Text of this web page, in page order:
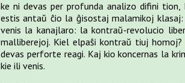
ke ni devas per profunda analizo difini
estis antaŭ ĉio la ĝisostaj malamikoj
venis la kanajlaro: la kontraŭ-revolucio
malliberejoj. Kiel elpaŝi kontraŭ tiuj
devas perforte reagi. Kaj kio koncernas la
kie ili venis.